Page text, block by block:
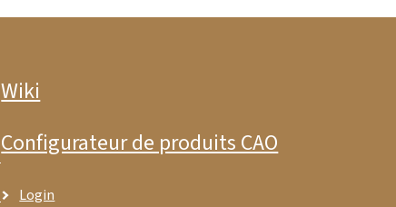
Wiki
Configurateur de produits CAO
Login